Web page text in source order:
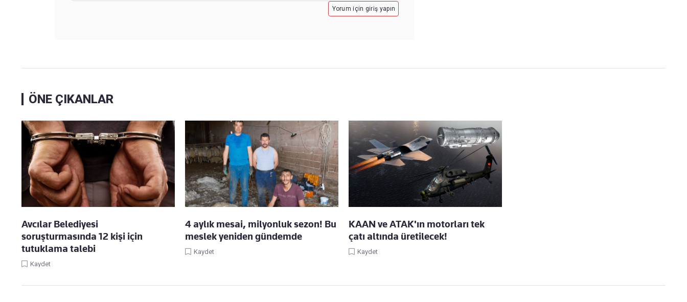
Yorum için giriş yapın
ÖNE ÇIKANLAR
Avcılar Belediyesi
soruşturmasında 12 kişi için
tutuklama talebi
Kaydet
4 aylık mesai, milyonluk sezon! Bu
meslek yeniden gündemde
Kaydet
KAAN ve ATAK'ın motorları tek
çatı altında üretilecek!
Kaydet